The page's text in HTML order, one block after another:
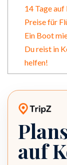
14 Tage
Preise für
Ein Boot
Du reist in
helfen!
TripZ-Route
auf